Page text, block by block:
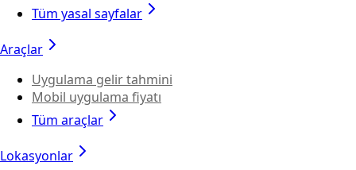
Tüm yasal sayfalar
Araçlar
Uygulama gelir tahmini
Mobil uygulama fiyatı
Tüm araçlar
Lokasyonlar